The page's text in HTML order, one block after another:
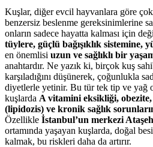
Kuşlar, diğer evcil hayvanlara göre
benzersiz beslenme gereksinimlerine
onların sadece hayatta kalması için
tüylere, güçlü bağışıklık sistemine,
en önemlisi uzun ve sağlıklı bir
anahtardır. Ne yazık ki, birçok kuş
karşıladığını düşünerek, çoğunlukla
diyetlerle yetinir. Bu tür tek tip ve yağ
kuşlarda A vitamini eksikliği,
(lipidozis) ve kronik sağlık
Özellikle İstanbul’un merkezi
ortamında yaşayan kuşlarda, doğal
kalmak, bu riskleri daha da artırır.